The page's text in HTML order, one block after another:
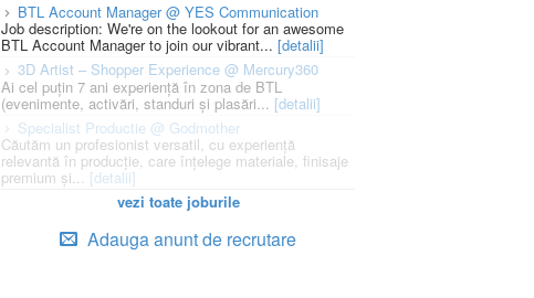
BTL Account Manager @ YES Communication
Job description: We're on the lookout for an awesome
BTL Account Manager to join our vibrant... [detalii]
3D Artist – Shopper Experience @ Mercury360
Ai cel puțin 7 ani experiență în zona de BTL
(evenimente, activări, standuri și plasări... [detalii]
Specialist Productie @ Godmother
Căutăm un profesionist versatil, cu experiență
relevantă în producție, care înțelege materiale, finisaje
premium și... [detalii]
vezi toate joburile
Adauga anunt de recrutare